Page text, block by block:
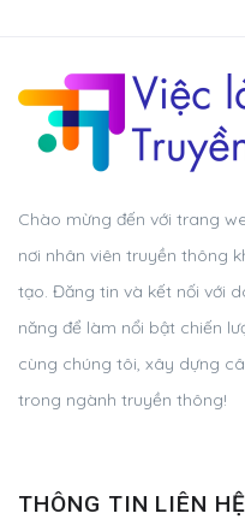
Chào mừng đến với trang
nơi nhân viên truyền thông
tạo. Đăng tin và kết nối với
năng để làm nổi bật chiến
cùng chúng tôi, xây dựng
trong ngành truyền thông!
THÔNG TIN LIÊN HỆ